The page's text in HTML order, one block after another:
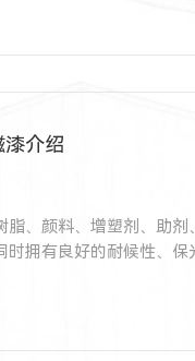
介绍
脂、颜料、增塑剂、助
拥有良好的耐候性、保